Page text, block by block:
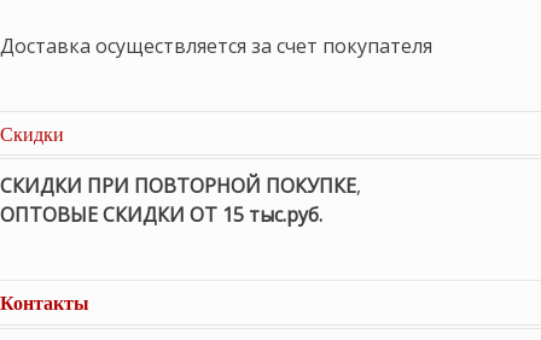
Доставка осуществляется за счет покупателя
Скидки
СКИДКИ ПРИ ПОВТОРНОЙ ПОКУПКЕ,
ОПТОВЫЕ СКИДКИ ОТ 15 тыс.руб.
Контакты